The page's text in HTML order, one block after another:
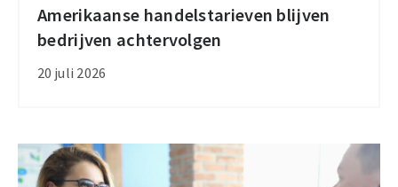
Amerikaanse handelstarieven blijven
bedrijven achtervolgen
20 juli 2026
Amerikaanse
handelstarieven
blijven